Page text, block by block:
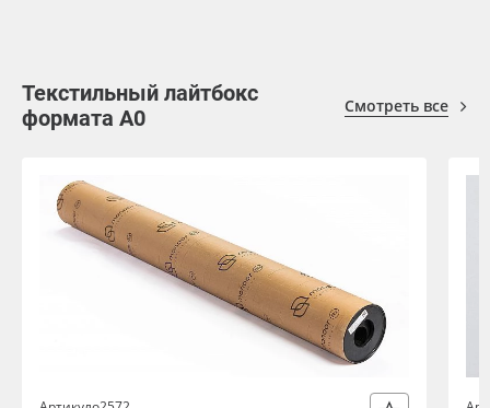
Текстильный лайтбокс
формата А0
Смотреть все